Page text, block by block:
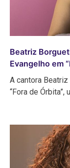
Beatriz
Evangelho em
A cantora
“Fora de Órbita”,